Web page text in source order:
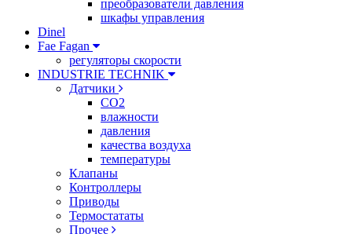
преобразователи давления
шкафы управления
Dinel
Fae Fagan
регуляторы скорости
INDUSTRIE TECHNIK
Датчики
CO2
влажности
давления
качества воздуха
температуры
Клапаны
Контроллеры
Приводы
Термостататы
Прочее